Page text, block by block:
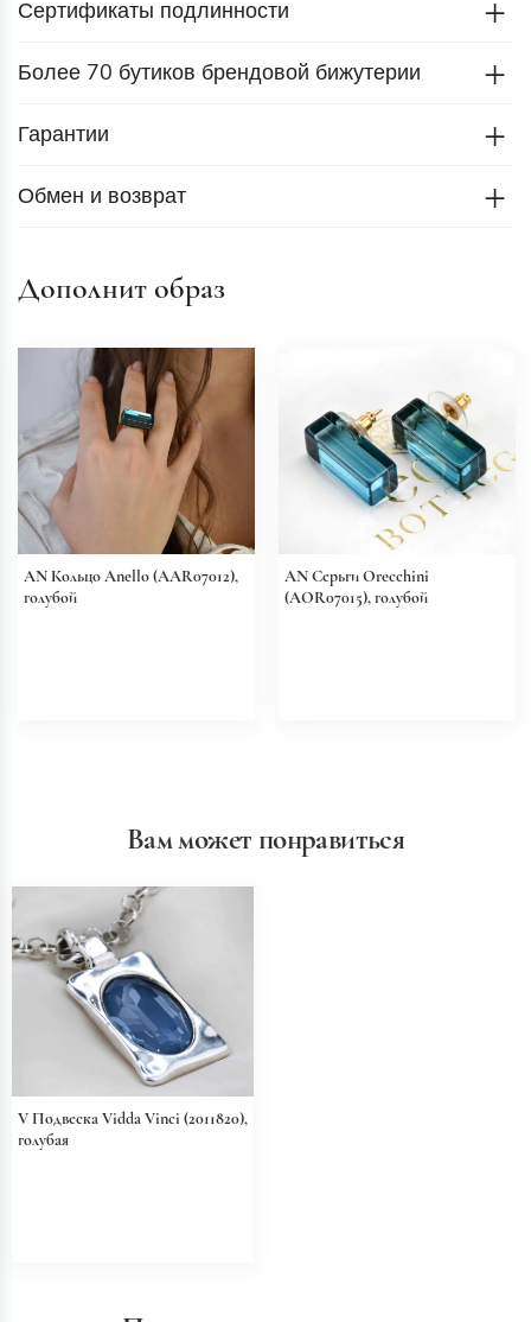
Сертификаты подлинности
Более 70 бутиков брендовой бижутерии
Гарантии
Обмен и возврат
Дополнит образ
AN Кольцо Anello (AAR07012),
голубой
AN Серьги Orecchini
(AOR07015), голубой
Вам может понравиться
V Подвеска Vidda Vinci (2011820),
голубая